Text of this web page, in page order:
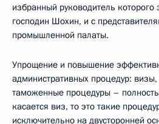
избранный руководитель которого
господин Шохин, и с
промышленной палаты.
Упрощение и повышение
административных процедур:
таможенные процедуры –
касается виз, то это такие
исключительно на двусторонней